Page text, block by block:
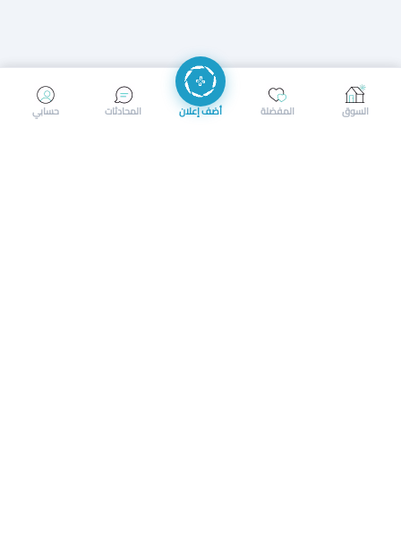
إرسال رسالة إجراء مكالمة
حسابي المحادثات أضف إعلان المفضلة السوق